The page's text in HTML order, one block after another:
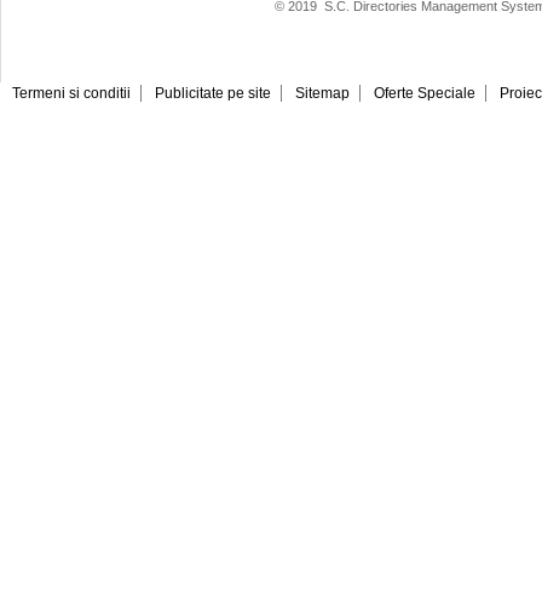
© 2019 S.C. Directories Management
Termeni si conditii Publicitate pe site Sitemap Oferte Speciale